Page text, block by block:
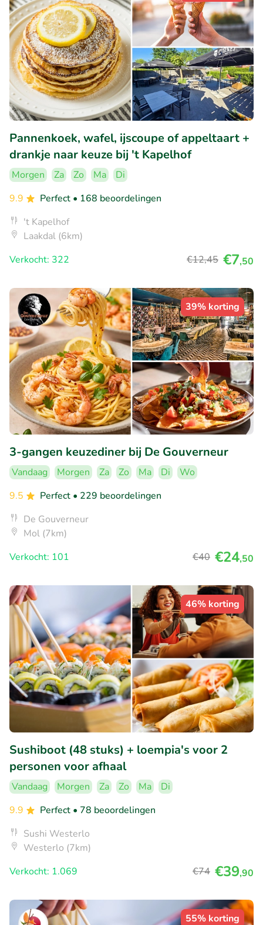
Pannenkoek, wafel, ijscoupe of appeltaart +
drankje naar keuze bij 't Kapelhof
Morgen Za Zo Ma
Di
9.9
Perfect • 168 beoordelingen
't Kapelhof
Laakdal (6km)
Verkocht: 322
€12,45 €7,50
39% korting
3-gangen keuzediner bij De Gouverneur
Vandaag Morgen Za Zo Ma Di
Wo
9.5
Perfect • 229 beoordelingen
De Gouverneur
Mol (7km)
Verkocht: 101
€40 €24,50
46% korting
Sushiboot (48 stuks) + loempia's voor 2
personen voor afhaal
Vandaag Morgen Za Zo Ma
Di
9.9
Perfect • 78 beoordelingen
Sushi Westerlo
Westerlo (7km)
Verkocht: 1.069
€74 €39,90
55% korting